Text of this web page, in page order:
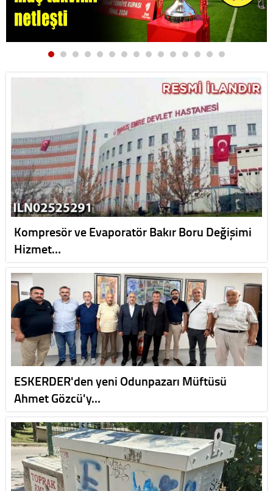
Kompresör ve Evaporatör Bakır Boru Değişimi
Hizmet…
ESKERDER'den yeni Odunpazarı Müftüsü
Ahmet Gözcü'y…